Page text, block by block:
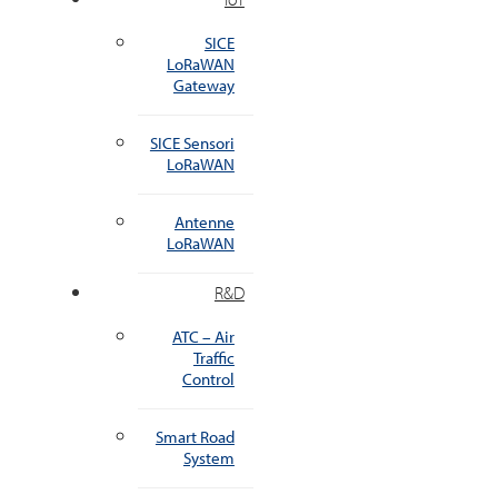
SICE
LoRaWAN
Gateway
SICE Sensori
LoRaWAN
Antenne
LoRaWAN
R&D
ATC – Air
Traffic
Control
Smart Road
System